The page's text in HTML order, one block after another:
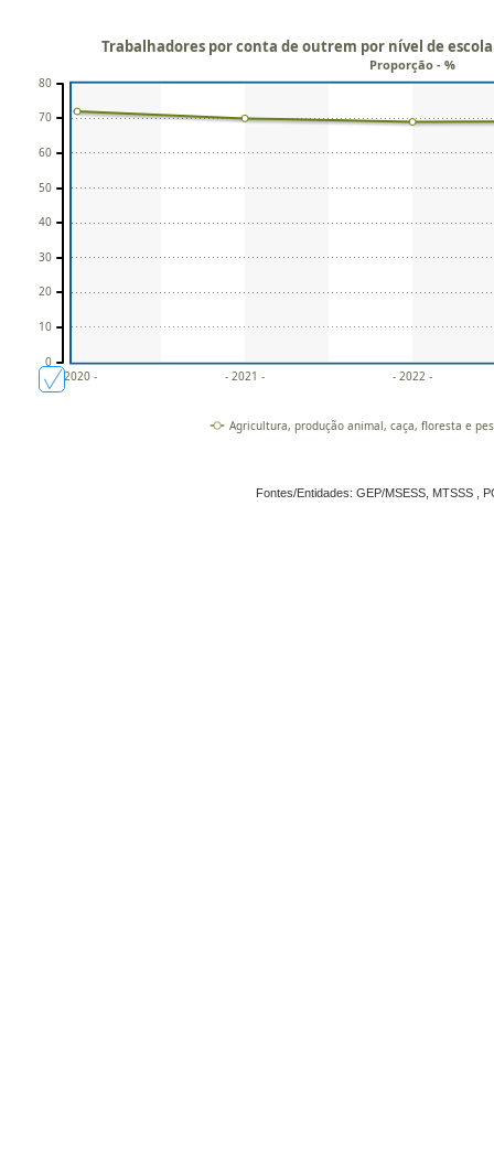
- 2020 - - 2021 - - 2022 -
Trabalhadores por conta de outrem por nível de
Proporção - %
0
10
20
30
40
50
60
70
80
Agricultura, produção animal, caça, floresta e
Fontes/Entidades: GEP/MSESS, MTSSS ,